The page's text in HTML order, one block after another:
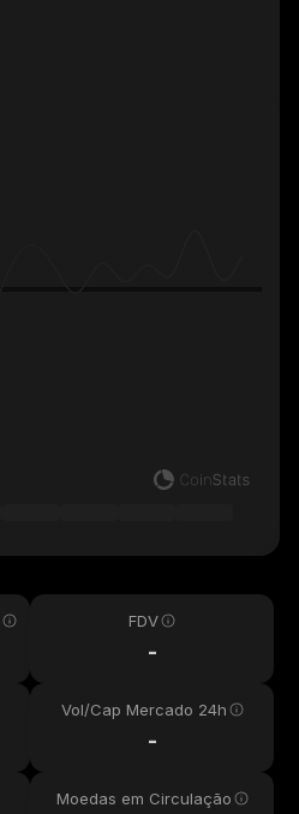
FDV
-
Vol/Cap Mercado 24h
-
Moedas em Circulação